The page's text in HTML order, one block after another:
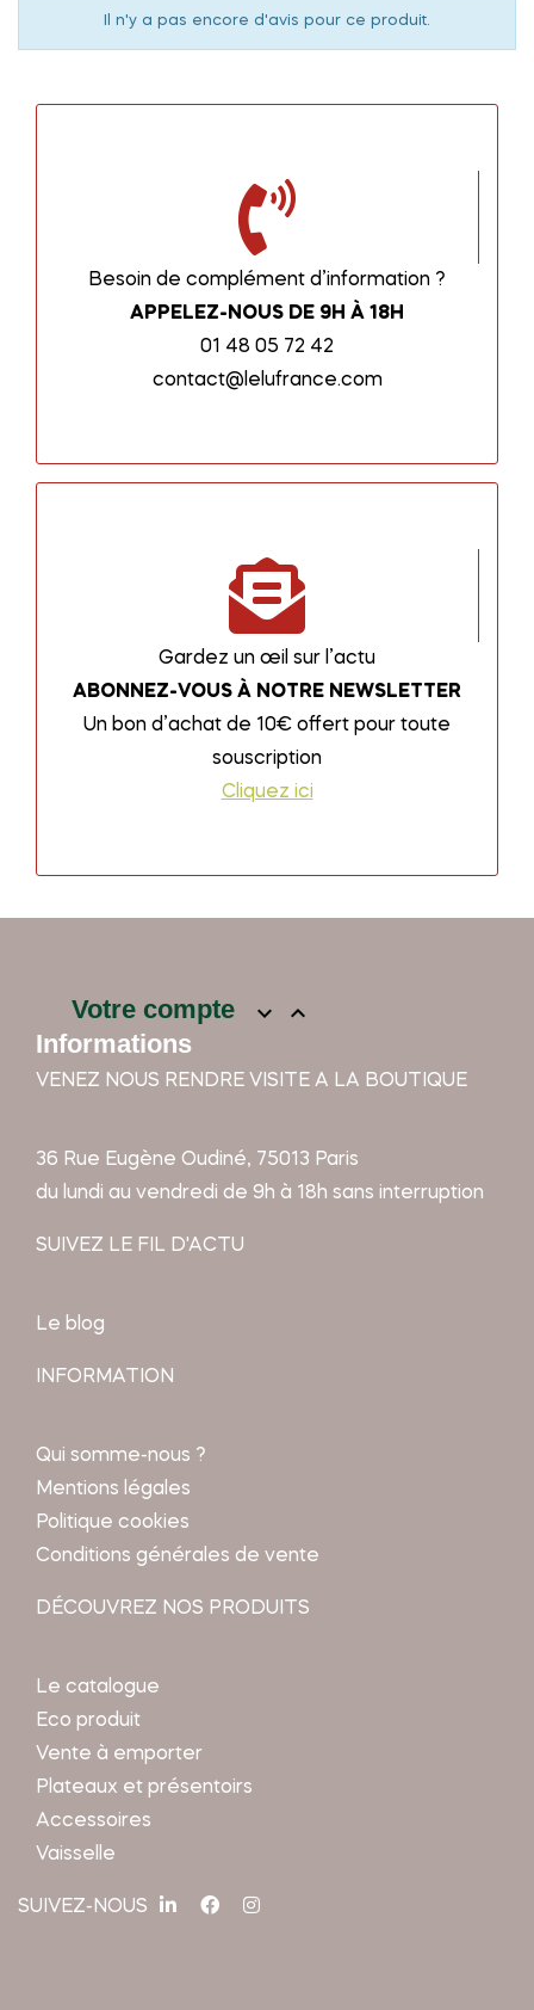
Il n'y a pas encore d'avis pour ce produit.
Besoin de complément d’information ?
APPELEZ-NOUS DE 9H À 18H
01 48 05 72 42
contact@lelufrance.com
Gardez un œil sur l’actu
ABONNEZ-VOUS À NOTRE NEWSLETTER
Un bon d’achat de 10€ offert pour toute
souscription
Cliquez ici
Votre compte  
Informations
VENEZ NOUS RENDRE VISITE A LA BOUTIQUE
36 Rue Eugène Oudiné, 75013 Paris
du lundi au vendredi de 9h à 18h sans interruption
SUIVEZ LE FIL D'ACTU
Le blog
INFORMATION
Qui somme-nous ?
Mentions légales
Politique cookies
Conditions générales de vente
DÉCOUVREZ NOS PRODUITS
Le catalogue
Eco produit
Vente à emporter
Plateaux et présentoirs
Accessoires
Vaisselle
SUIVEZ-NOUS